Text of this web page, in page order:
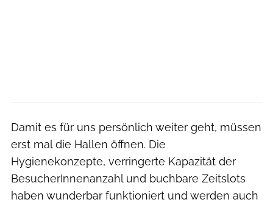
Damit es für uns persönlich weiter geht, müssen
erst mal die Hallen öffnen. Die
Hygienekonzepte, verringerte Kapazität der
BesucherInnenanzahl und buchbare Zeitslots
haben wunderbar funktioniert und werden auch